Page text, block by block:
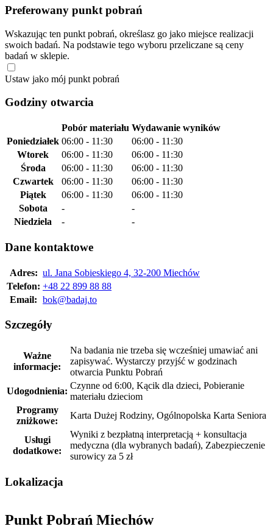
Preferowany punkt pobrań
Wskazując ten punkt pobrań, określasz go jako miejsce realizacji
swoich badań. Na podstawie tego wyboru przeliczane są ceny
badań w sklepie.
Ustaw jako mój punkt pobrań
Godziny otwarcia
Pobór materiału Wydawanie wyników
Poniedziałek 06:00 - 11:30
06:00 - 11:30
Wtorek
06:00 - 11:30
06:00 - 11:30
Środa
06:00 - 11:30
06:00 - 11:30
Czwartek
06:00 - 11:30
06:00 - 11:30
Piątek
06:00 - 11:30
06:00 - 11:30
Sobota
-
-
Niedziela
- -
Dane kontaktowe
Adres: ul. Jana Sobieskiego 4, 32-200 Miechów
Telefon: +48 22 899 88 88
Email: bok@badaj.to
Szczegóły
Ważne
informacje:
Na badania nie trzeba się wcześniej umawiać ani
zapisywać. Wystarczy przyjść w godzinach
otwarcia Punktu Pobrań
Udogodnienia:
Czynne od 6:00, Kącik dla dzieci, Pobieranie
materiału dzieciom
Programy
zniżkowe:
Karta Dużej Rodziny, Ogólnopolska Karta Seniora
Usługi
dodatkowe:
Wyniki z bezpłatną interpretacją + konsultacja
medyczna (dla wybranych badań), Zabezpieczenie
surowicy za 5 zł
Lokalizacja
Punkt Pobrań Miechów